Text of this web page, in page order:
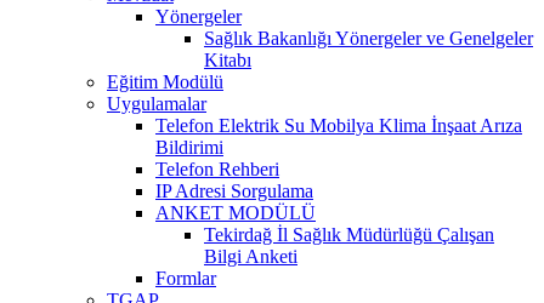
Yönergeler
Sağlık Bakanlığı Yönergeler ve Genelgeler
Kitabı
Eğitim Modülü
Uygulamalar
Telefon Elektrik Su Mobilya Klima İnşaat Arıza
Bildirimi
Telefon Rehberi
IP Adresi Sorgulama
ANKET MODÜLÜ
Tekirdağ İl Sağlık Müdürlüğü Çalışan
Bilgi Anketi
Formlar